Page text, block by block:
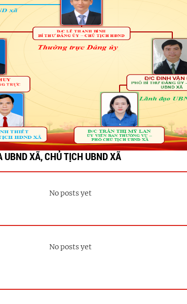
XÃ, CHỦ TỊCH UBND XÃ
No posts yet
No posts yet